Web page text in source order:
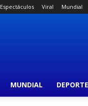
Espectáculos Viral Mundial
MUNDIAL